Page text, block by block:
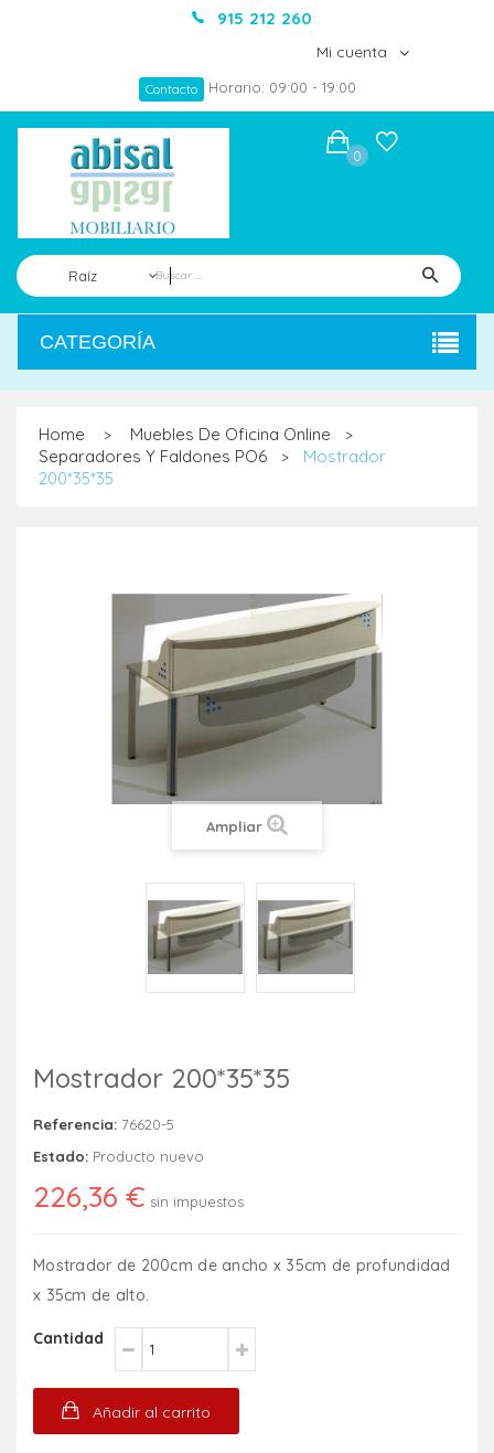
915 212 260
Mi cuenta
Contacto Horario: 09:00 - 19:00
Raíz
0
CATEGORÍA
Home > Muebles De Oficina Online >
Separadores Y Faldones PO6 >
Mostrador
200*35*35
Ampliar
Mostrador 200*35*35
Referencia: 76620-5
Estado: Producto nuevo
226,36 € sin impuestos
Mostrador de 200cm de ancho x 35cm de profundidad
x 35cm de alto.
Cantidad
Añadir al carrito